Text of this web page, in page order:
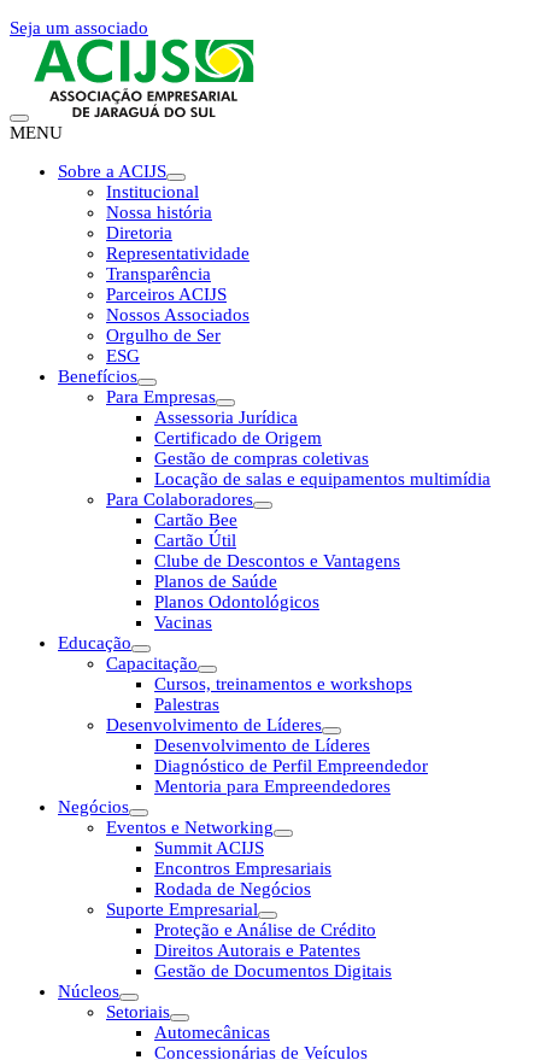
Seja um associado
MENU
Sobre a ACIJS
Institucional
Nossa história
Diretoria
Representatividade
Transparência
Parceiros ACIJS
Nossos Associados
Orgulho de Ser
ESG
Benefícios
Para Empresas
Assessoria Jurídica
Certificado de Origem
Gestão de compras coletivas
Locação de salas e equipamentos multimídia
Para Colaboradores
Cartão Bee
Cartão Útil
Clube de Descontos e Vantagens
Planos de Saúde
Planos Odontológicos
Vacinas
Educação
Capacitação
Cursos, treinamentos e workshops
Palestras
Desenvolvimento de Líderes
Desenvolvimento de Líderes
Diagnóstico de Perfil Empreendedor
Mentoria para Empreendedores
Negócios
Eventos e Networking
Summit ACIJS
Encontros Empresariais
Rodada de Negócios
Suporte Empresarial
Proteção e Análise de Crédito
Direitos Autorais e Patentes
Gestão de Documentos Digitais
Núcleos
Setoriais
Automecânicas
Concessionárias de Veículos